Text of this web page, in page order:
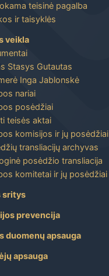
teisinė pagalba
ir taisyklės
veikla
Stasys Gutautas
Inga Jablonskė
nariai
posėdžiai
teisės aktai
komisijos ir jų posėdžiai
transliacijų archyvas
posėdžio transliacija
komitetai ir jų posėdžiai
sritys
prevencija
duomenų apsauga
apsauga